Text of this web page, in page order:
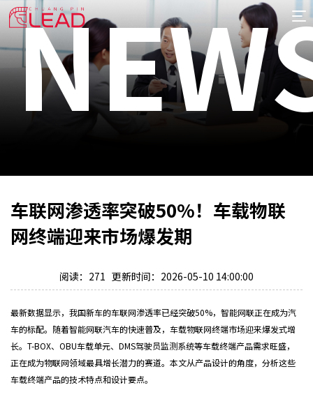
首
页
案
价
新
THE LATEST ADVICE ON THE INDUSTRIAL
DESIGN INDUSTRY
车联网渗透率突破50%！车载物联
网终端迎来市场爆发期
阅读：271 更新时间：2026-05-10 14:00:00
最新数据显示，我国新车的车联网渗透率已经突破50%，智能网联正在成为汽
车的标配。随着智能网联汽车的快速普及，车载物联网终端市场迎来爆发式增
长。T-BOX、OBU车载单元、DMS驾驶员监测系统等车载终端产品需求旺盛，
正在成为物联网领域最具增长潜力的赛道。本文从产品设计的角度，分析这些
车载终端产品的技术特点和设计要点。